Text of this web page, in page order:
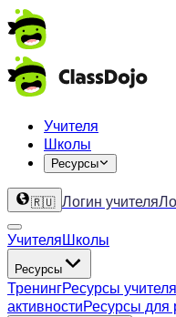
Учителя
Школы
Ресурсы
🇷🇺 Логин учителя
УчителяШколы
Ресурсы
ТренингРесурсы учителя
активностиРесурсы для